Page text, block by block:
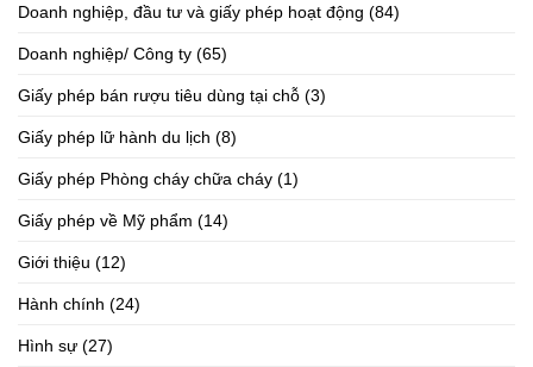
Doanh nghiệp, đầu tư và giấy phép hoạt động (84)
Doanh nghiệp/ Công ty (65)
Giấy phép bán rượu tiêu dùng tại chỗ (3)
Giấy phép lữ hành du lịch (8)
Giấy phép Phòng cháy chữa cháy (1)
Giấy phép về Mỹ phẩm (14)
Giới thiệu (12)
Hành chính (24)
Hình sự (27)